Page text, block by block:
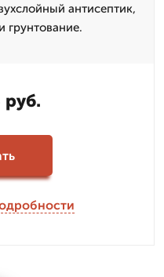
антисептик,
грунтование.
руб.